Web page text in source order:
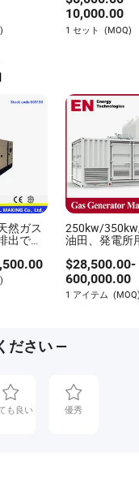
ドル
鉱業ダ
ィーゼ
サ
トラ
力 ナイジェ
10,000.00
1 セット (MOQ)
然ガス
出で高
提供
性が高
スが容
250kw/
油田、発電所
ス/LPG/プロ
ン水素ガス発
カー
$28,500.00-
600,000.00
1 アイテム
ださい —
も良い 優秀